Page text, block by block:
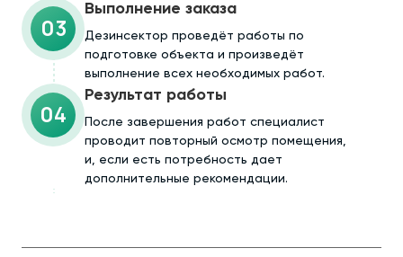
03
Выполнение заказа
Дезинсектор проведёт работы по
подготовке объекта и произведёт
выполнение всех необходимых работ.
04
Результат работы
После завершения работ специалист
проводит повторный осмотр помещения,
и, если есть потребность дает
дополнительные рекомендации.